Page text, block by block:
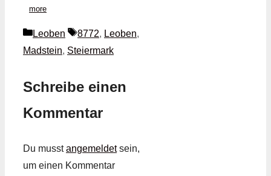
more
Kategorien
Leoben Schlagwörter
8772, Leoben,
Madstein, Steiermark
Schreibe einen
Kommentar
Du musstangemeldetsein,
um einen Kommentar